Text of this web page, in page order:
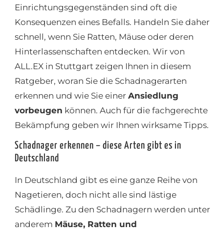
Einrichtungsgegenständen sind oft die
Konsequenzen eines Befalls. Handeln Sie daher
schnell, wenn Sie Ratten, Mäuse oder deren
Hinterlassenschaften entdecken. Wir von
ALL.EX in Stuttgart zeigen Ihnen in diesem
Ratgeber, woran Sie die Schadnagerarten
erkennen und wie Sie einer Ansiedlung
vorbeugen können. Auch für die fachgerechte
Bekämpfung geben wir Ihnen wirksame Tipps.
Schadnager erkennen – diese Arten gibt es in
Deutschland
In Deutschland gibt es eine ganze Reihe von
Nagetieren, doch nicht alle sind lästige
Schädlinge. Zu den Schadnagern werden unter
anderem Mäuse, Ratten und